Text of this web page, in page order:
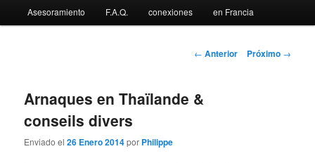
a
principal
a
Asesoramiento F.A.Q. conexiones en Francia
Post
← Anterior Próximo →
Arnaques en Thaïlande &
conseils divers
Enviado el26 Enero 2014por Philippe